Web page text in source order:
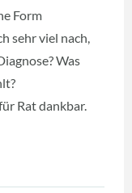
Form
sehr viel nach,
Was
Rat dankbar.